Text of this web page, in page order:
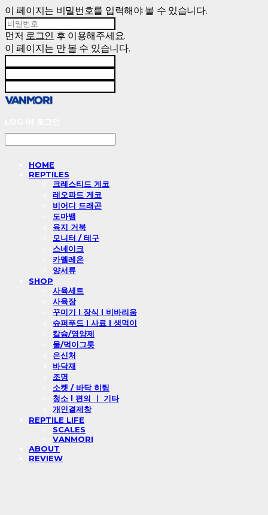
이 페이지는 비밀번호를 입력해야 볼 수 있습니다.
먼저 로그인 후 이용해주세요.
이 페이지는 만 볼 수 있습니다.
HOME
REPTILES
크레스티드 게코
레오파드 게코
비어디 드래곤
도마뱀
육지 거북
모니터 / 테구
스네이크
카멜레온
양서류
SHOP
사육세트
사육장
꾸미기 l 장식 l 비바리움
슈퍼푸드 l 사료 l 생먹이
칼슘/영양제
물/먹이그릇
은신처
바닥재
조명
소켓 / 바닥 히팅
청소 l 편의 ㅣ 기타
개인결제창
REPTILE LIFE
SCALES
VANMORI
ABOUT
REVIEW